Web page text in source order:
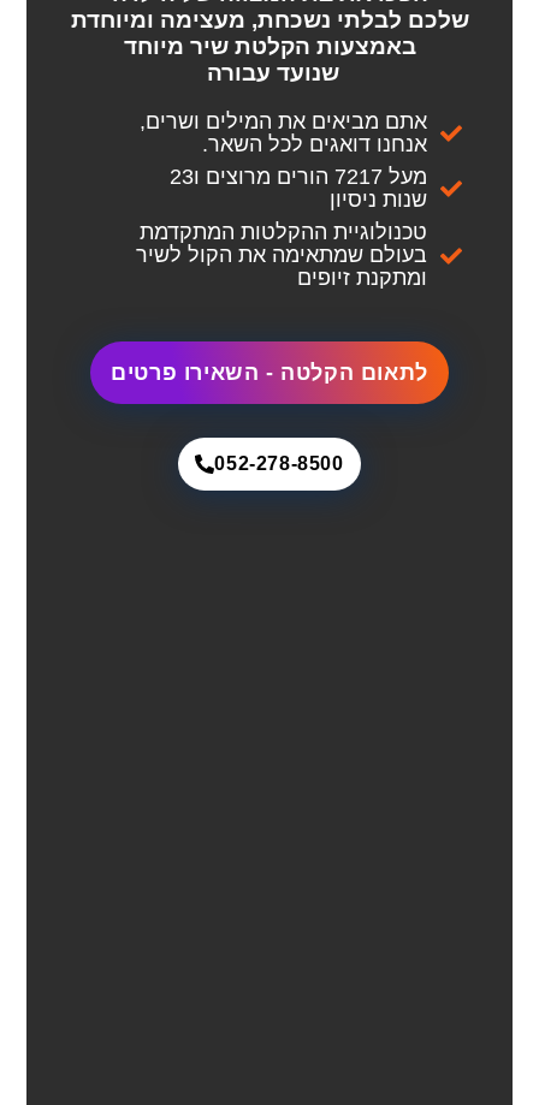
שלכם לבלתי נשכחת, מעצימה ומיוחדת
באמצעות הקלטת שיר מיוחד
שנועד עבורה
אתם מביאים את המילים ושרים,
אנחנו דואגים לכל השאר.
מעל 7217 הורים מרוצים ו23
שנות ניסיון
טכנולוגיית ההקלטות המתקדמת
בעולם שמתאימה את הקול לשיר
ומתקנת זיופים
לתאום הקלטה - השאירו פרטים
052-278-8500